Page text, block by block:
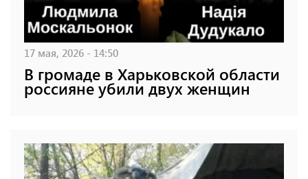
17 мая, 2026 - 14:50
В громаде в Харьковской области
россияне убили двух женщин